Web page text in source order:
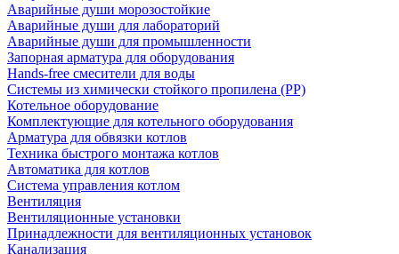
Аварийные души морозостойкие
Аварийные души для лабораторий
Аварийные души для промышленности
Запорная арматура для оборудования
Hands-free смесители для воды
Системы из химически стойкого пропилена (PP)
Котельное оборудование
Комплектующие для котельного оборудования
Арматура для обвязки котлов
Техника быстрого монтажа котлов
Автоматика для котлов
Система управления котлом
Вентиляция
Вентиляционные установки
Принадлежности для вентиляционных установок
Канализация